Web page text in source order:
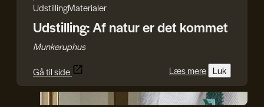
UdstillingMaterialer
Udstilling: Af natur er det kommet
Munkeruphus
Gå til side
Læs mere Luk
Line Rothmann